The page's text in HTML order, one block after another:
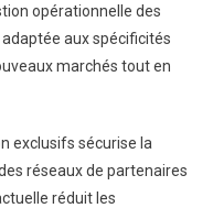
opérationnelle des
aux spécificités
marchés tout en
exclusifs sécurise la
réseaux de partenaires
réduit les